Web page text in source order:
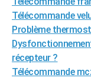
Destinations
City break
Voyage nature
Voyage de noces
Forum
Climat
+PHOTO
GUIDES D'ACHAT
BONS PLANS
Télécommande
Problème
récepteur ?
Télécommande